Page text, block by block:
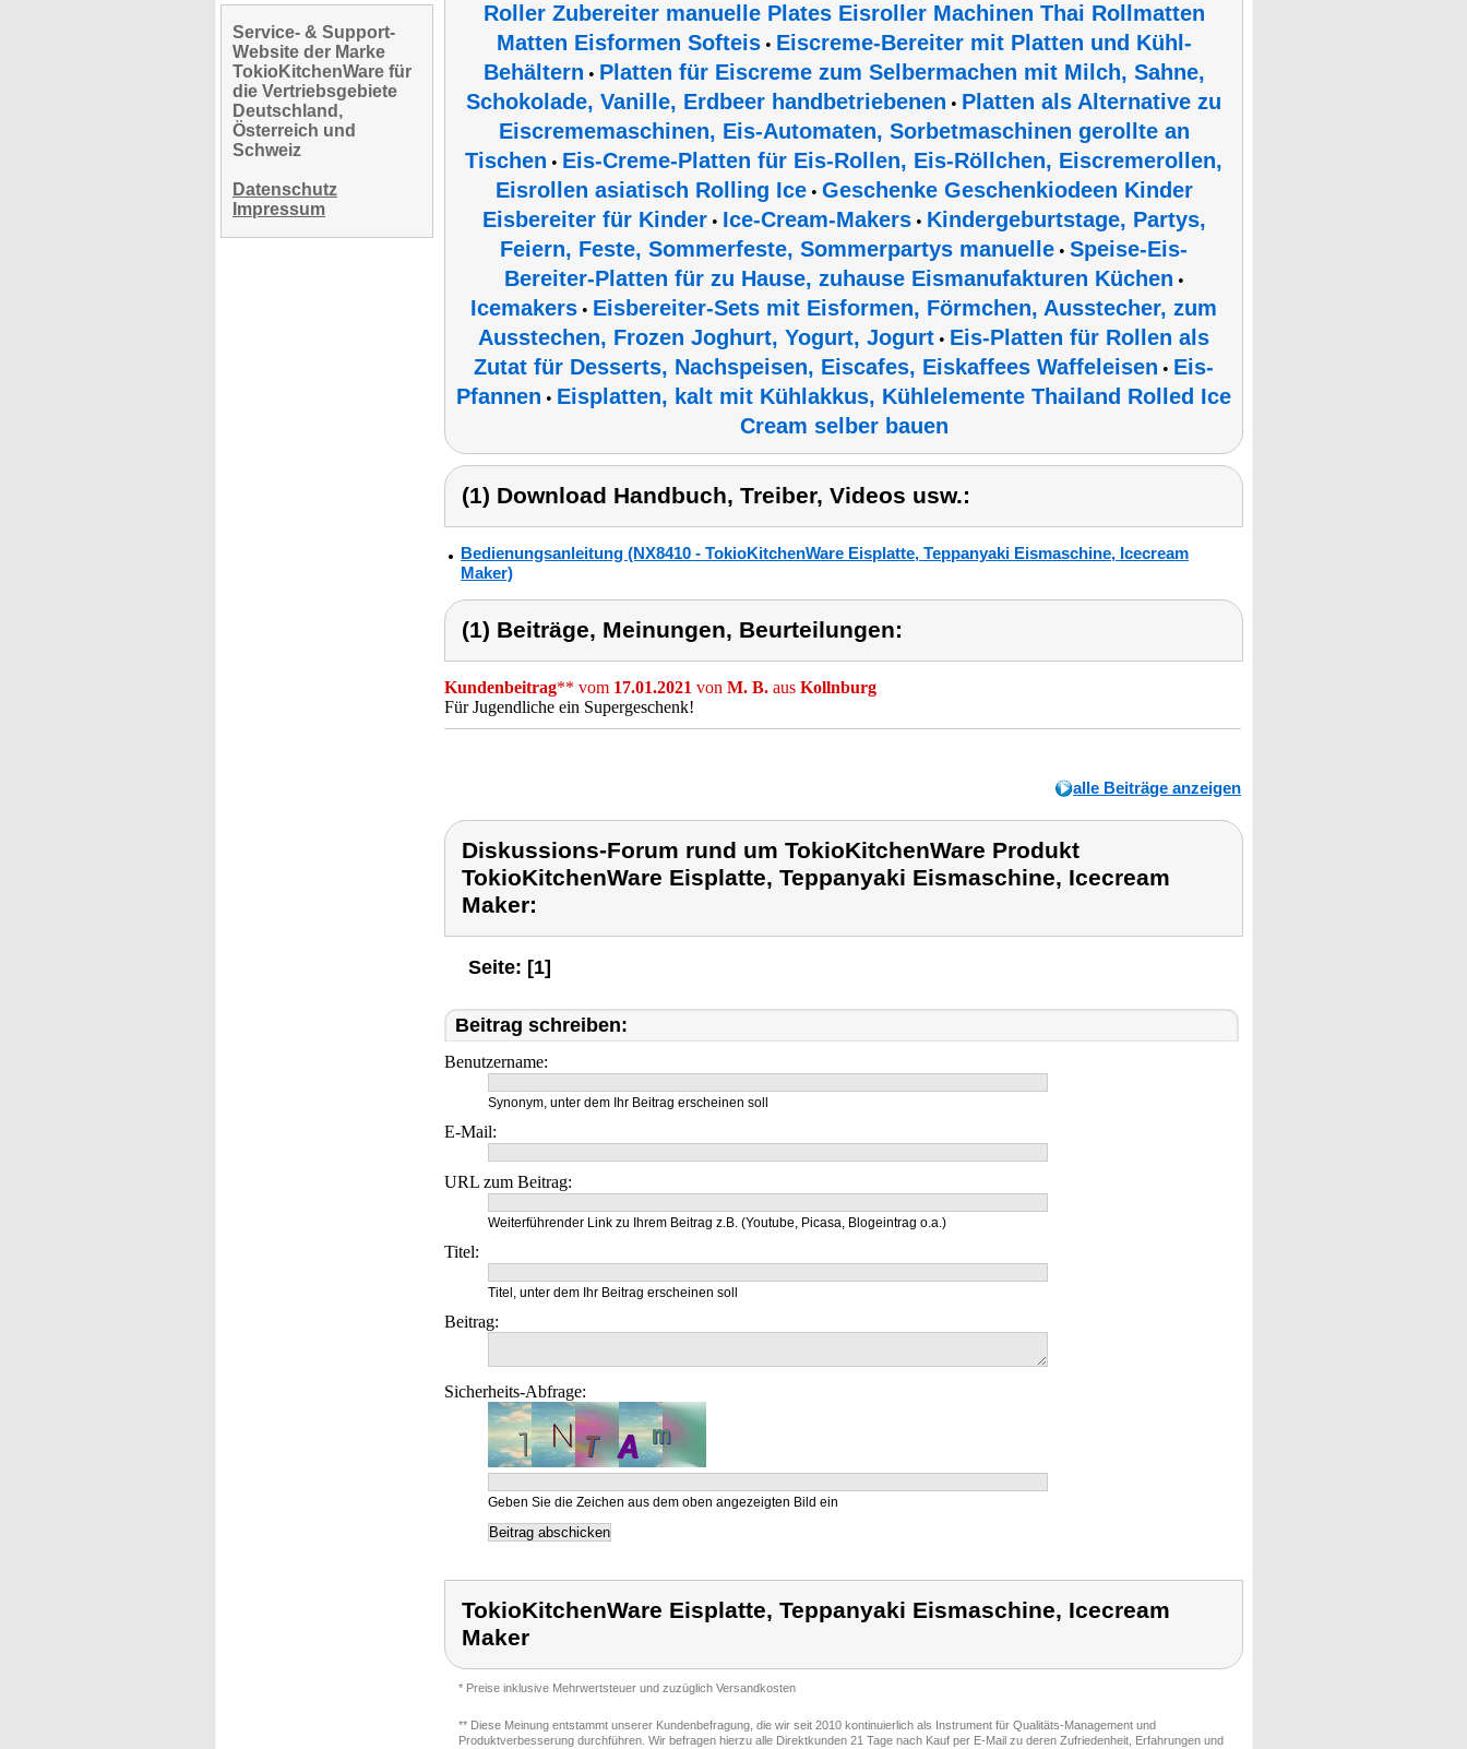
Service- & Support-
Website der Marke
TokioKitchenWare für
die Vertriebsgebiete
Deutschland,
Österreich und
Schweiz
Datenschutz
Impressum
Roller Zubereiter manuelle Plates Eisroller Machinen Thai Rollmatten
Matten Eisformen Softeis• Eiscreme-Bereiter mit Platten und Kühl-
Behältern • Platten für Eiscreme zum Selbermachen mit Milch, Sahne,
Schokolade, Vanille, Erdbeer handbetriebenen • Platten als Alternative zu
Eiscrememaschinen, Eis-Automaten, Sorbetmaschinen gerollte an
Tischen • Eis-Creme-Platten für Eis-Rollen, Eis-Röllchen, Eiscremerollen,
Eisrollen asiatisch Rolling Ice• Geschenke Geschenkiodeen Kinder
Eisbereiter für Kinder• Ice-Cream-Makers• Kindergeburtstage, Partys,
Feiern, Feste, Sommerfeste, Sommerpartys manuelle • Speise-Eis-
Bereiter-Platten für zu Hause, zuhause Eismanufakturen Küchen •
Icemakers • Eisbereiter-Sets mit Eisformen, Förmchen, Ausstecher, zum
Ausstechen, Frozen Joghurt, Yogurt, Jogurt • Eis-Platten für Rollen als
Zutat für Desserts, Nachspeisen, Eiscafes, Eiskaffees Waffeleisen • Eis-
Pfannen • Eisplatten, kalt mit Kühlakkus, Kühlelemente Thailand Rolled Ice
Cream selber bauen
(1) Download Handbuch, Treiber, Videos usw.:
Bedienungsanleitung (NX8410 - TokioKitchenWare Eisplatte, Teppanyaki Eismaschine, Icecream
Maker)
(1) Beiträge, Meinungen, Beurteilungen:
Kundenbeitrag** vom 17.01.2021 von M. B. aus Kollnburg
Für Jugendliche ein Supergeschenk!
alle Beiträge anzeigen
Diskussions-Forum rund um TokioKitchenWare Produkt
TokioKitchenWare Eisplatte, Teppanyaki Eismaschine, Icecream
Maker:
Seite: [1]
Beitrag schreiben:
Benutzername:
Synonym, unter dem Ihr Beitrag erscheinen soll
E-Mail:
URL zum Beitrag:
Weiterführender Link zu Ihrem Beitrag z.B. (Youtube, Picasa, Blogeintrag o.a.)
Titel:
Titel, unter dem Ihr Beitrag erscheinen soll
Beitrag:
Sicherheits-Abfrage:
Geben Sie die Zeichen aus dem oben angezeigten Bild ein
TokioKitchenWare Eisplatte, Teppanyaki Eismaschine, Icecream
Maker
* Preise inklusive Mehrwertsteuer und zuzüglich Versandkosten
** Diese Meinung entstammt unserer Kundenbefragung, die wir seit 2010 kontinuierlich als Instrument für Qualitäts-Management und
Produktverbesserung durchführen. Wir befragen hierzu alle Direktkunden 21 Tage nach Kauf per E-Mail zu deren Zufriedenheit, Erfahrungen und